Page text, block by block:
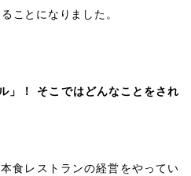
ことになりました。
」！ そこではどんなことをされ
食レストランの経営をやってい